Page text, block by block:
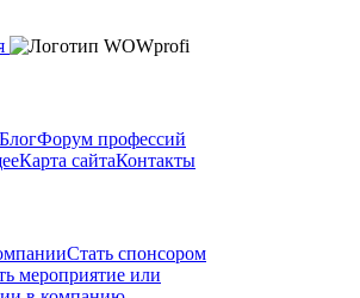
БлогФорум профессий
Карта сайтаКонтакты
Стать спонсором
мероприятие или